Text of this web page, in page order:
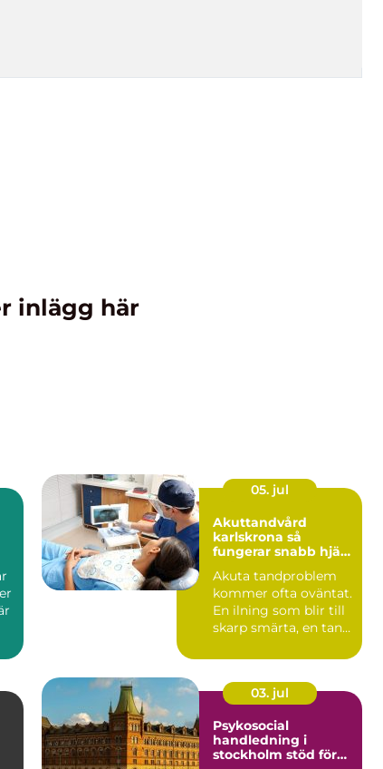
inlägg här
05. jul
Akuttandvård
karlskrona så
fungerar snabb hjälp
Akuta tandproblem
kommer ofta oväntat.
En ilning som blir till
skarp smärta, en tand
03. jul
Psykosocial
handledning i
stockholm stöd för